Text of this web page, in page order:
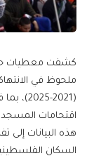
كشفت معطيات
ملحوظ في
(2021-
اقتحامات المسجد
هذه البيانات إلى
السكان